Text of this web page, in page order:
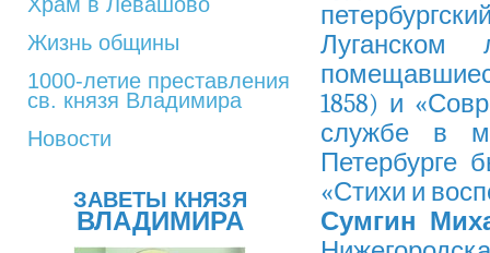
Жизнь общины
1000-летие преставления
св. князя Владимира
Новости
ЗАВЕТЫ КНЯЗЯ
ВЛАДИМИРА
Луганском
1858) и
службе в
Петербурге
«Стихи и
Сумгин